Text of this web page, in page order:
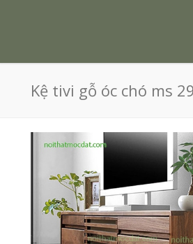
Kệ tivi gỗ óc chó ms 29